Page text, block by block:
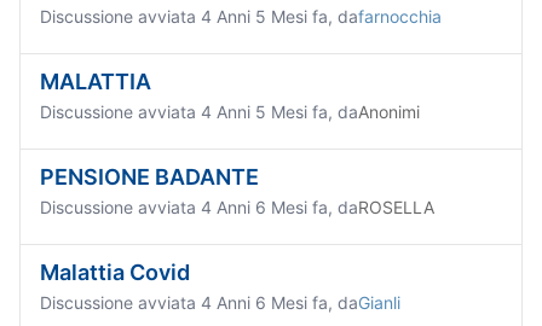
Discussione avviata 4 Anni 5 Mesi fa, dafarnocchia
MALATTIA
Discussione avviata 4 Anni 5 Mesi fa, daAnonimi
PENSIONE BADANTE
Discussione avviata 4 Anni 6 Mesi fa, daROSELLA
Malattia Covid
Discussione avviata 4 Anni 6 Mesi fa, daGianli